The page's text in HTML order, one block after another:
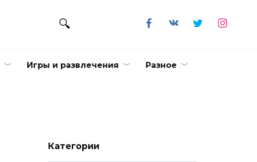
Игры и развлечения Разное
Категории